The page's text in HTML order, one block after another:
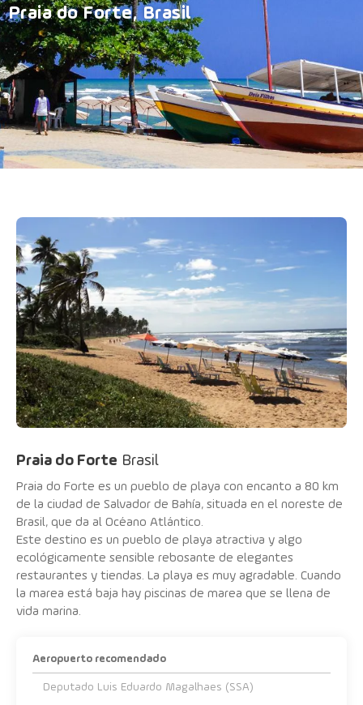
Praia do Forte, Brasil
Praia do Forte Brasil
Praia do Forte es un pueblo de playa con encanto a 80 km
de la ciudad de Salvador de Bahía, situada en el noreste de
Brasil, que da al Océano Atlántico.
Este destino es un pueblo de playa atractiva y algo
ecológicamente sensible rebosante de elegantes
restaurantes y tiendas. La playa es muy agradable. Cuando
la marea está baja hay piscinas de marea que se llena de
vida marina.
Aeropuerto recomendado
Deputado Luis Eduardo Magalhaes (SSA)